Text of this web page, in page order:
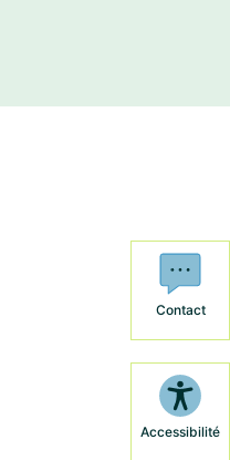
Contact
Accessibilité